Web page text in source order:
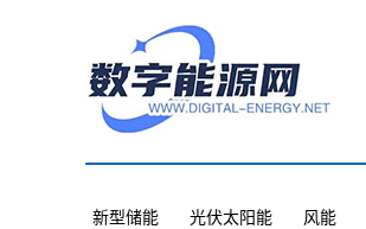
新型储能 光伏太阳能 风能